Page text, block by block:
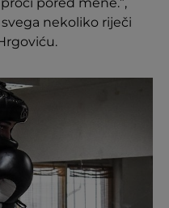
nekoliko riječi